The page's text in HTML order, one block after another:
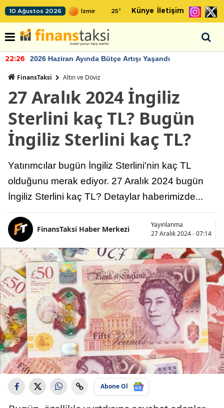
10 Ağustos 2026 25° Künye İletişim
22:26 2026 Haziran Ayında Bütçe Artışı Yaşandı
FinansTaksi Altın ve Döviz
27 Aralık 2024 İngiliz
Sterlini kaç TL? Bugün
İngiliz Sterlini kaç TL?
Yatırımcılar bugün İngiliz Sterlini'nin kaç TL
olduğunu merak ediyor. 27 Aralık 2024 bugün
İngiliz Sterlini kaç TL? Detaylar haberimizde...
FinansTaksi Haber Merkezi
Yayınlanma
27 Aralık 2024 - 07:14
Abone Ol